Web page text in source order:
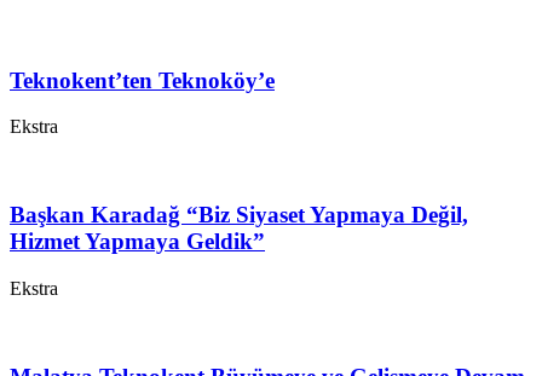
Teknokent’ten Teknoköy’e
Ekstra
Başkan Karadağ “Biz Siyaset Yapmaya Değil,
Hizmet Yapmaya Geldik”
Ekstra